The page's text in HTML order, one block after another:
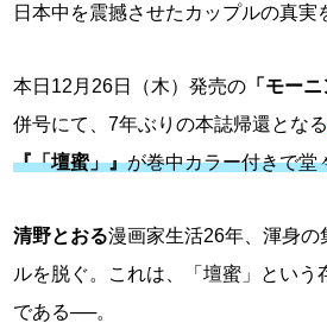
日本中を震撼させたカップルの真実
本日12月26日（木）発売の 「モーニ
併号にて、7年ぶりの本誌帰還とな
『「壇蜜」』が巻中カラー付きで堂
清野とおる漫画家生活26年、渾身の
ルを脱ぐ。これは、「壇蜜」という
である──。